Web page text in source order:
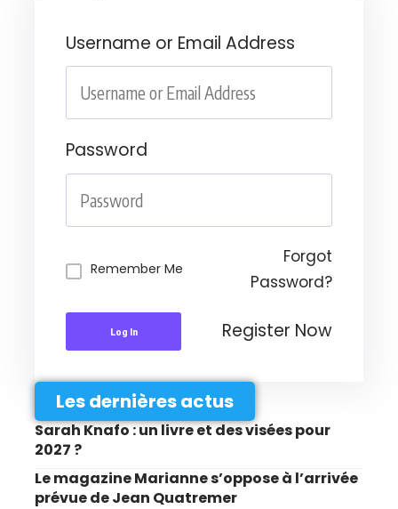
Username or Email Address
Password
Remember Me
Forgot
Password?
Log In Register Now
Les dernières actus
Sarah Knafo : un livre et des visées pour
2027 ?
Le magazine Marianne s’oppose à l’arrivée
prévue de Jean Quatremer